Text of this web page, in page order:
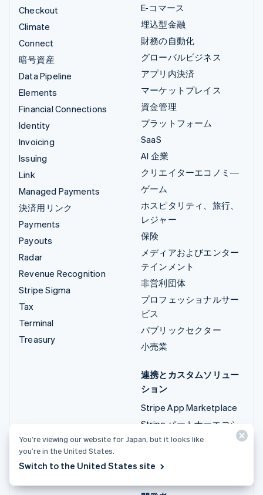
Checkout
Climate
Connect
暗号資産
Data Pipeline
Elements
Financial Connections
Identity
Invoicing
Issuing
Link
Managed Payments
決済用リンク
Payments
Payouts
Radar
Revenue Recognition
Stripe Sigma
Tax
Terminal
Treasury
E-コマース
埋込型金融
財務の自動化
グローバルビジネス
アプリ内決済
マーケットプレイス
資金管理
プラットフォーム
SaaS
AI 企業
クリエイターエコノミ―
ゲーム
ホスピタリティ、旅行、
レジャー
保険
メディアおよびエンター
テインメント
非営利団体
プロフェッショナルサー
ビス
パブリックセクター
小売業
連携とカスタムソリュー
ション
Stripe App Marketplace
Stripe パートナーエコシ
ステム
ビス
You’re viewing our website for Japan, but it looks like
you’re in the United States.
Switch to the United States site